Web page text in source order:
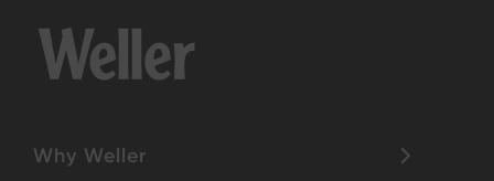
Why Weller